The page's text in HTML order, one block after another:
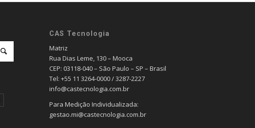
CAS Tecnologia
Matriz
Rua Dias Leme, 130 – Mooca
CEP: 03118-040 – São Paulo – SP – Brasil
Tel: +55 11 3264-0000 / 3287-2227
info@castecnologia.com.br
Para Medição Individualizada:
gestao.mi@castecnologia.com.br